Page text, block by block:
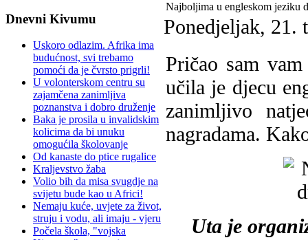
Dnevni Kivumu
Uskoro odlazim. Afrika ima
budućnost, svi trebamo
pomoći da je čvrsto prigrli!
U volonterskom centru su
zajamčena zanimljiva
poznanstva i dobro druženje
Baka je prosila u invalidskim
kolicima da bi unuku
omogućila školovanje
Od kanaste do ptice rugalice
Kraljevstvo žaba
Volio bih da misa svugdje na
svijetu bude kao u Africi!
Nemaju kuće, uvjete za život,
struju i vodu, ali imaju - vjeru
Počela škola, "vojska
Najboljima u engleskom jeziku
Ponedjeljak, 21.
Pričao sam
učila je djecu
zanimljivo
nagradama.
Uta je